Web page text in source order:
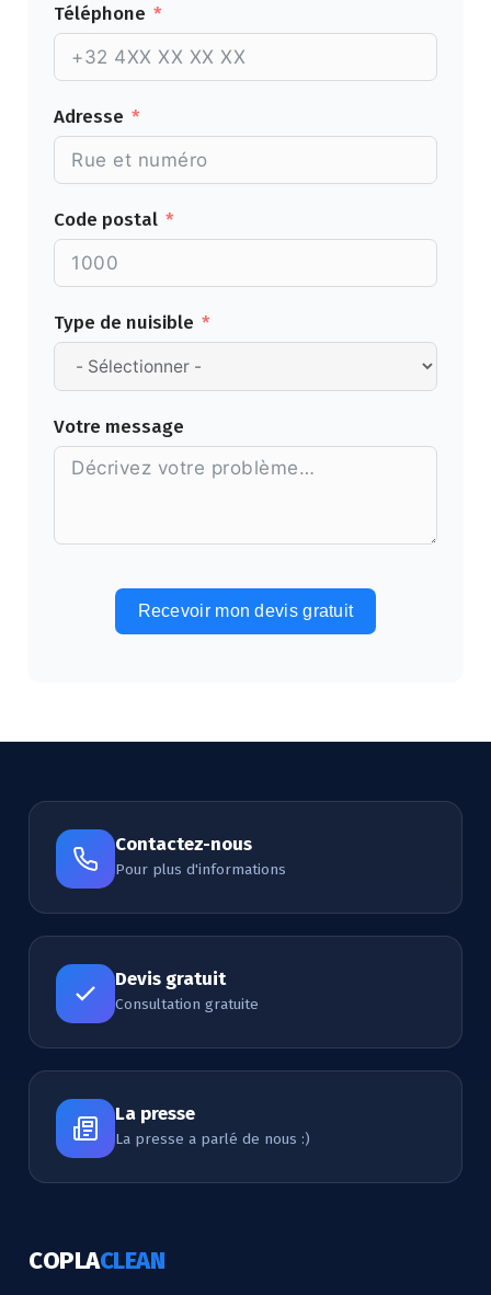
Téléphone
Adresse
Code postal
Type de nuisible
Votre message
Recevoir mon devis gratuit
Contactez-nous
Pour plus d'informations
Devis gratuit
Consultation gratuite
La presse
La presse a parlé de nous :)
COPLACLEAN